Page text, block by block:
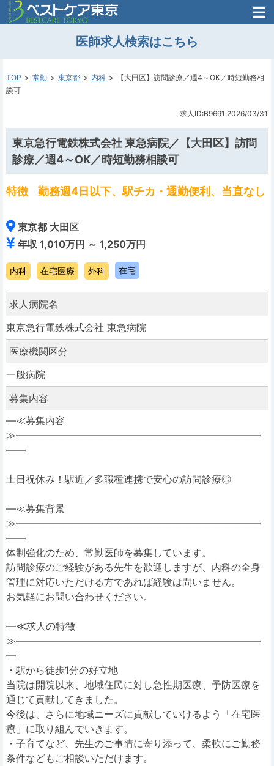
医師がはじめた
医師のための
転職支援
転職支援のお問い合わせ
医師求人検索はこちら
TOP 常勤 東京都 内科
【大田区】訪問診療／週4～OK／時短勤務相
談可
求人ID:B9691 2026/03/31
東京急行電鉄株式会社 東急病院／【大田区】訪問
診療／週4～OK／時短勤務相談可
特徴 勤務週4日以下、駅チカ・通勤便利、当直なし
東京都 大田区
年収 1,010万円 ～ 1,250万円
内科 在宅医療 外科 在宅
求人病院名
東京急行電鉄株式会社 東急病院
医療機関区分
一般病院
募集内容
―≪募集内容
≫―――――――――――――――――――――――――
――
土日祝休み！駅近／多職種連携で安心の訪問診療◎
―≪募集背景
≫―――――――――――――――――――――――――
――
体制強化のため、常勤医師を募集しています。
訪問診療のご経験がある先生を歓迎しますが、内科の全身
管理に対応いただける方であれば経験は問いません。
お気軽にお問い合わせください。
―≪求人の特徴
≫―――――――――――――――――――――――――
―
・駅から徒歩1分の好立地
当院は開院以来、地域住民に対し急性期医療、予防医療を
通じて貢献してきました。
今後は、さらに地域ニーズに貢献していけるよう「在宅医
療」に取り組んでいきます。
・子育てなど、先生のご事情に寄り添って、柔軟にご勤務
条件などもご相談いただけます。